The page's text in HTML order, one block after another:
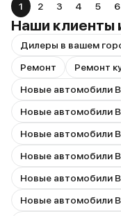
1 2 3 4 5 6
Наши клиенты
Дилеры в вашем
Ремонт
Ремонт
Новые автомобили
Новые автомобили
Новые автомобили
Новые автомобили
Новые автомобили